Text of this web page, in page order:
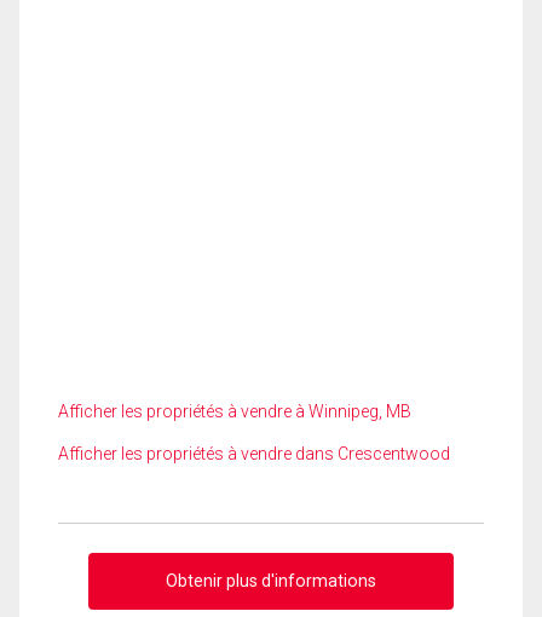
Afficher les propriétés à vendre à Winnipeg, MB
Afficher les propriétés à vendre dans Crescentwood
Obtenir plus d'informations